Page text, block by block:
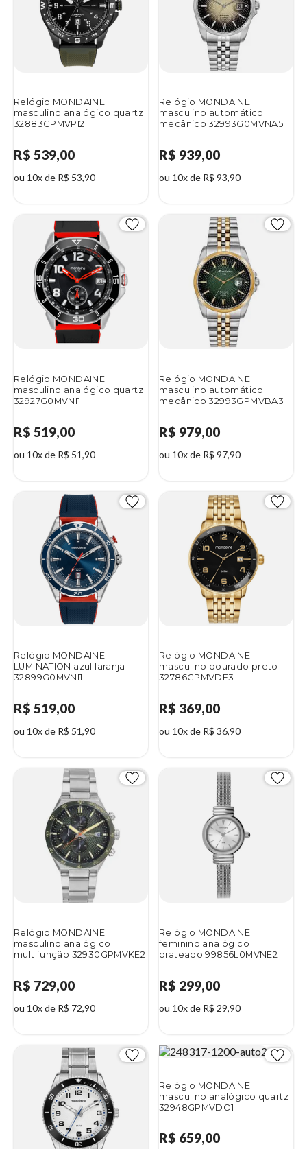
Relógio MONDAINE
masculino analógico quartz
32883GPMVPI2
R$ 539,00
ou 10x de R$ 53,90
Relógio MONDAINE
masculino automático
mecânico 32993G0MVNA5
R$ 939,00
ou 10x de R$ 93,90
Relógio MONDAINE
masculino analógico quartz
32927G0MVNI1
R$ 519,00
ou 10x de R$ 51,90
Relógio MONDAINE
masculino automático
mecânico 32993GPMVBA3
R$ 979,00
ou 10x de R$ 97,90
Relógio MONDAINE
LUMINATION azul laranja
32899G0MVNI1
R$ 519,00
ou 10x de R$ 51,90
Relógio MONDAINE
masculino dourado preto
32786GPMVDE3
R$ 369,00
ou 10x de R$ 36,90
Relógio MONDAINE
masculino analógico
multifunção 32930GPMVKE2
R$ 729,00
ou 10x de R$ 72,90
Relógio MONDAINE
feminino analógico
prateado 99856L0MVNE2
R$ 299,00
ou 10x de R$ 29,90
Relógio MONDAINE
masculino analógico quartz
32948GPMVDO1
R$ 659,00